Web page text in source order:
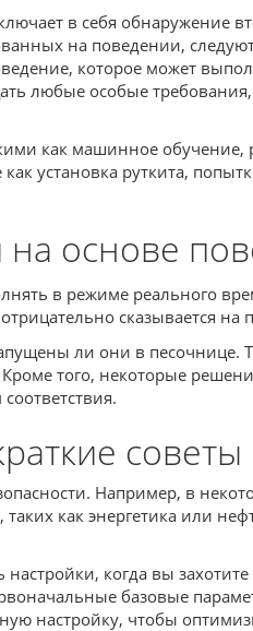
в себя обнаружение
на поведении,
которое может
любые особые
как машинное
установка руткита,
основе
в режиме реального
сказывается на
ли они в
того, некоторые
советы
Например, в
как энергетика или
когда вы
базовые
настройку, чтобы